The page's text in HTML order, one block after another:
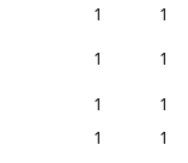
1
1
1
1
1
1
1
1